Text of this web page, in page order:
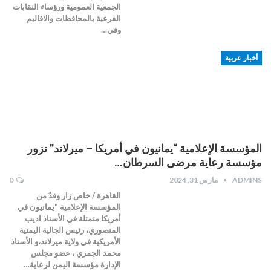
الجمعية العمومية ورؤساء النقابات
الفرعية بالمحافظات والاقاليم
وفي…
أخبار عربية
المؤسسة الإعلامية “يمانيون في أمريكا – ميرلاند” تزور
مؤسسة رعاية مرضى السرطان…
ADMINS مارس 31, 2024 0
القاهرة / خاص زار وفدٌ من
المؤسسة الإعلامية "يمانيون في
أمريكا متمثلة في الأستاذ اديب
المنصوري، رئيس الجالية اليمنية
الأمريكية في ولاية ميرلاند،و الأستاذ
محمد الجمري ، عضو مجلس
الإدارة مؤسسة اليمن لرعاية…